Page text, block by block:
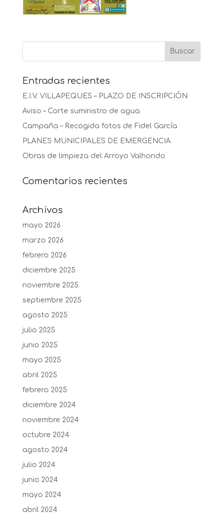
Entradas recientes
E.I.V. VILLAPEQUES – PLAZO DE INSCRIPCIÓN
Aviso – Corte suministro de agua
Campaña – Recogida fotos de Fidel García
PLANES MUNICIPALES DE EMERGENCIA
Obras de limpieza del Arroyo Valhondo
Comentarios recientes
Archivos
mayo 2026
marzo 2026
febrero 2026
diciembre 2025
noviembre 2025
septiembre 2025
agosto 2025
julio 2025
junio 2025
mayo 2025
abril 2025
febrero 2025
diciembre 2024
noviembre 2024
octubre 2024
agosto 2024
julio 2024
junio 2024
mayo 2024
abril 2024